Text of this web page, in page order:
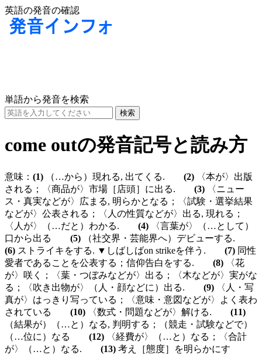
英語の発音の確認
単語から発音を検索
come outの発音記号と読み方
意味： (1) （…から）現れる, 出てくる. (2) 〈本が〉出版
される；〈商品が〉市場［店頭］に出る. (3) 〈ニュー
ス・真実などが〉広まる, 明らかとなる；〈試験・選挙結果
などが〉公表される；〈人の性質などが〉出る, 現れる；
〈人が〉（…だと）わかる. (4) 〈言葉が〉（…として）
口から出る (5) （社交界・芸能界へ）デビューする.
(6) ストライキをする. ▼しばしばon strikeを伴う. (7) 同性
愛者であることを公表する；信仰告白をする. (8) 〈花
が〉咲く；〈葉・つぼみなどが〉出る；〈木などが〉実がな
る；〈吹き出物が〉（人・顔などに）出る. (9) 〈人・写
真が〉はっきり写っている；〈意味・意図などが〉よく表わ
されている (10) 〈数式・問題などが〉解ける. (11)
（結果が）（…と）なる, 判明する；（競走・試験などで）
（…位に）なる (12) 〈経費が〉（…と）なる；〈合計
が〉（…と）なる. (13) 考え［態度］を明らかにす